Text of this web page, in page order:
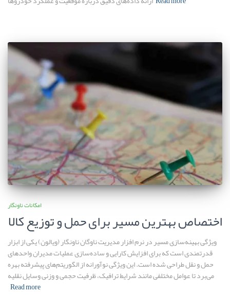
امکانات ناونگار
اختصاص بهترین مسیر برای حمل و توزیع کالا
ویژگی بهینه‌سازی مسیر در نرم افزار مدیریت ناوگان ناونگار (ویالون) یکی از ابزار
قدرتمندی است که برای افزایش کارایی و ساده‌سازی عملیات مدیران واحدهای
حمل و نقل طراحی شده است. این ویژگی نوآورانه از الگوریتم‌های پیشرفته بهره
می‌برد تا عوامل مختلفی مانند شرایط ترافیک، ظرفیت حجمی و وزنی وسایل نقلیه
Read more